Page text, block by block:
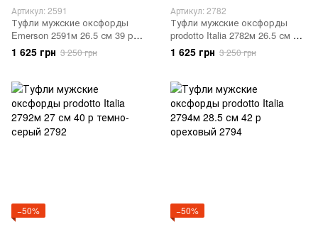
Артикул: 2591
Туфли мужские оксфорды
Emerson 2591м 26.5 см 39 р
черный 2591
1 625 грн 3 250 грн
Артикул: 2782
Туфли мужские оксфорды
prodotto Italia 2782м 26.5 см 39
р черный 2782
1 625 грн 3 250 грн
−50% −50%